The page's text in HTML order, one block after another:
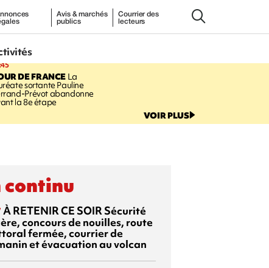
Avis & marchés
publics
Courrier des
lecteurs
DE FRANCELa
sortante Pauline
Prévot abandonne
la 8e étape
VOIR PLUS
continu
À RETENIR CE SOIR Sécurité
concours de nouilles, route
fermée, courrier de
et évacuation au volcan